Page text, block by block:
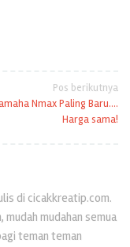
Pos berikutnya
Nmax Paling Baru….
Harga sama!
di cicakkreatip.com.
mudahan semua
teman teman